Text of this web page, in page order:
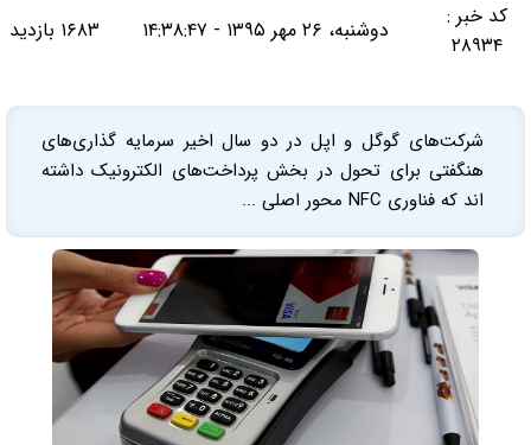
کد خبر :
۲۸۹۳۴
دوشنبه، ۲۶ مهر ۱۳۹۵ - ۱۴:۳۸:۴۷ ۱۶۸۳ بازدید
شرکت‌های گوگل و اپل در دو سال اخیر سرمایه گذاری‌های
هنگفتی برای تحول در بخش پرداخت‌های الکترونیک داشته
اند که فناوری NFC محور اصلی ...